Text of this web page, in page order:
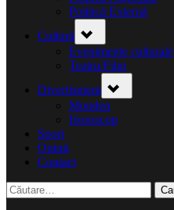
Politică Externă
Cultură
sub-
menu
Evenimente culturale
Teatru/Film
Divertisment sub-
menu
Monden
Horoscop
Sport
Opinii
Contact
Caută
după: